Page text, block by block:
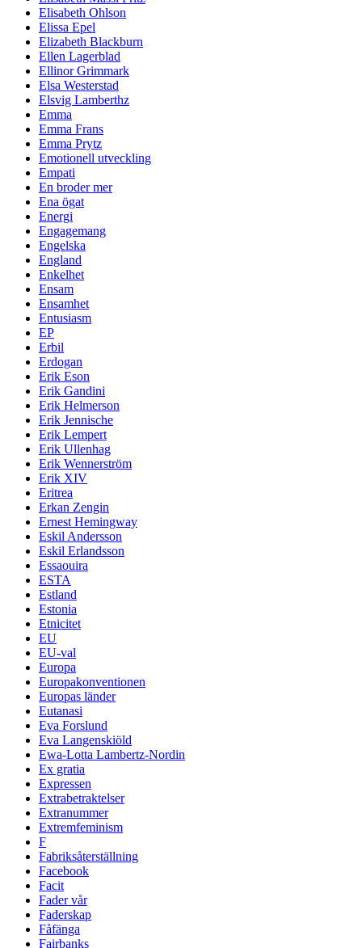
Elisabeth Ohlson
Elissa Epel
Elizabeth Blackburn
Ellen Lagerblad
Ellinor Grimmark
Elsa Westerstad
Elsvig Lamberthz
Emma
Emma Frans
Emma Prytz
Emotionell utveckling
Empati
En broder mer
Ena ögat
Energi
Engagemang
Engelska
England
Enkelhet
Ensam
Ensamhet
Entusiasm
EP
Erbil
Erdogan
Erik Eson
Erik Gandini
Erik Helmerson
Erik Jennische
Erik Lempert
Erik Ullenhag
Erik Wennerström
Erik XIV
Eritrea
Erkan Zengin
Ernest Hemingway
Eskil Andersson
Eskil Erlandsson
Essaouira
ESTA
Estland
Estonia
Etnicitet
EU
EU-val
Europa
Europakonventionen
Europas länder
Eutanasi
Eva Forslund
Eva Langenskiöld
Ewa-Lotta Lambertz-Nordin
Ex gratia
Expressen
Extrabetraktelser
Extranummer
Extremfeminism
F
Fabriksåterställning
Facebook
Facit
Fader vår
Faderskap
Fåfänga
Fairbanks